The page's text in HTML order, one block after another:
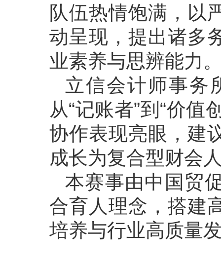
队伍热情饱满，以
动呈现，提出诸多
业素养与思辨能力
立信会计师事务
从“记账者”到“价
协作表现亮眼，建
成长为复合型财会
本赛事由中国贸
合育人理念，搭建
培养与行业高质量